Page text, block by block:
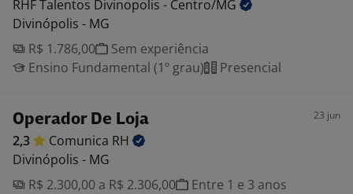
RHF Talentos Divinopolis - Centro/MG
Divinópolis - MG
R$ 1.786,00
Sem experiência
Ensino Fundamental (1º grau)
Presencial
Operador De Loja 23 jun
2,3 Comunica RH
Divinópolis - MG
R$ 2.300,00 a R$ 2.306,00
Entre 1 e 3 anos